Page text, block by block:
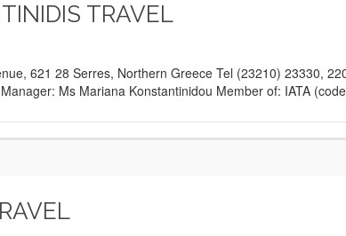
TRAVEL
621 28 Serres, Northern Greece Tel (23210) 23330,
Ms Mariana Konstantinidou Member of: IATA